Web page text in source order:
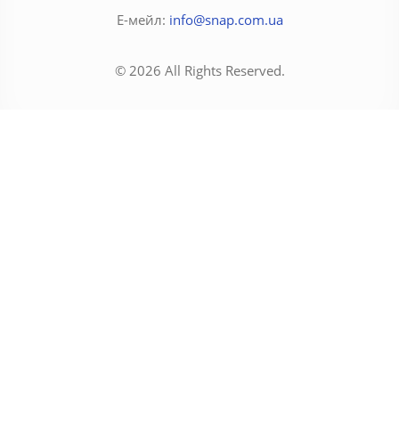
Е-мейл: info@snap.com.ua
© 2026 All Rights Reserved.